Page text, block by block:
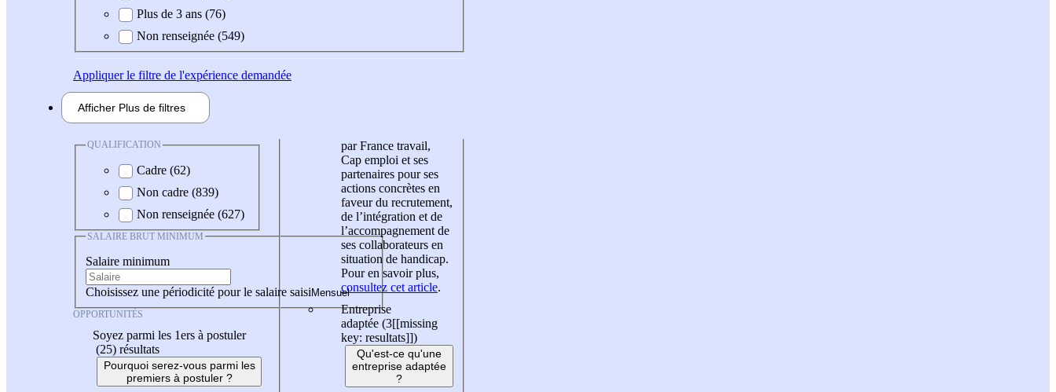
Plus de 3 ans (76)
Non renseignée (549)
Appliquerle filtre de l'expérience demandée
Afficher Plus de filtres
QUALIFICATION
Cadre (62)
Non cadre (839)
Non renseignée (627)
SALAIRE BRUT MINIMUM
Salaire minimum
Choisissez une périodicité pour le salaire saisi
OPPORTUNITÉS
Soyez parmi les 1ers à postuler
(25) résultats
Pourquoi serez-vous parmi les
premiers à postuler ?
par France travail,
Cap emploi et ses
partenaires pour ses
actions concrètes en
faveur du recrutement,
de l’intégration et de
l’accompagnement de
ses collaborateurs en
situation de handicap.
Pour en savoir plus,
consultez cet article.
Entreprise
adaptée (3[[missing
key: resultats]])
Qu'est-ce qu'une
entreprise adaptée
?